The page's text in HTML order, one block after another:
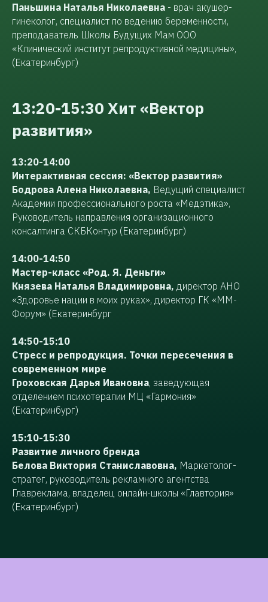
Паньшина Наталья Николаевна - врач акушер-
гинеколог, специалист по ведению беременности,
преподаватель Школы Будущих Мам ООО
«Клинический институт репродуктивной медицины»,
(Екатеринбург)
13:20-15:30 Хит «Вектор
развития»
13:20-14:00
Интерактивная сессия: «Вектор развития»
Бодрова Алена Николаевна, Ведущий специалист
Академии профессионального роста «Медэтика»,
Руководитель направления организационного
консалтинга СКБКонтур (Екатеринбург)
14:00-14:50
Мастер-класс «Род. Я. Деньги»
Князева Наталья Владимировна, директор АНО
«Здоровье нации в моих руках», директор ГК «ММ-
Форум» (Екатеринбург
14:50-15:10
Стресс и репродукция. Точки пересечения в
современном мире
Гроховская Дарья Ивановна, заведующая
отделением психотерапии МЦ «Гармония»
(Екатеринбург)
15:10-15:30
Развитие личного бренда
Белова Виктория Станиславовна, Маркетолог-
стратег, руководитель рекламного агентства
Главреклама, владелец онлайн-школы «Главтория»
(Екатеринбург)